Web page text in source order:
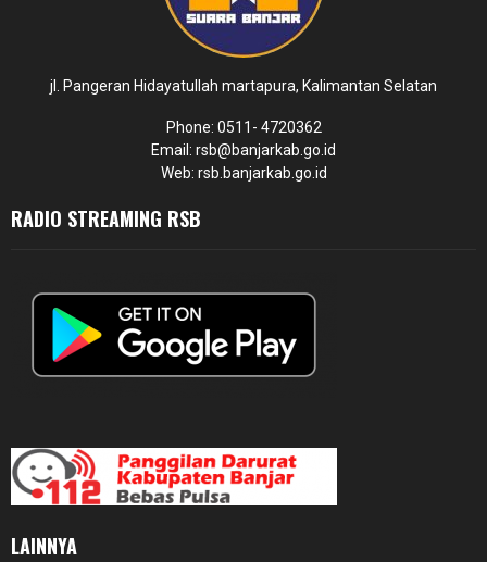
jl. Pangeran Hidayatullah martapura, Kalimantan Selatan
Phone: 0511- 4720362
Email: rsb@banjarkab.go.id
Web: rsb.banjarkab.go.id
RADIO STREAMING RSB
LAINNYA